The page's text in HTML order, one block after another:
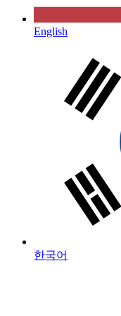
English
한국어